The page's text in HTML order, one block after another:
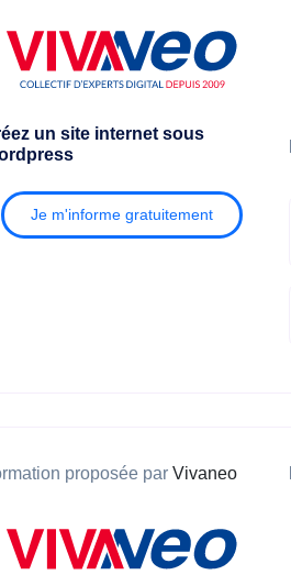
un site internet sous
Je m'informe gratuitement
proposée par Vivaneo